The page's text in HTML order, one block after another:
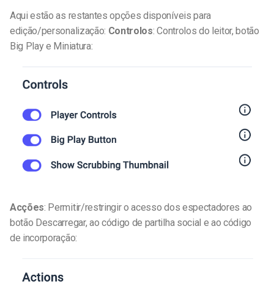
Aqui estão as restantes opções disponíveis para
edição/personalização: Controlos: Controlos do leitor, botão
Big Play e Miniatura:
Acções: Permitir/restringir o acesso dos espectadores ao
botão Descarregar, ao código de partilha social e ao código
de incorporação: